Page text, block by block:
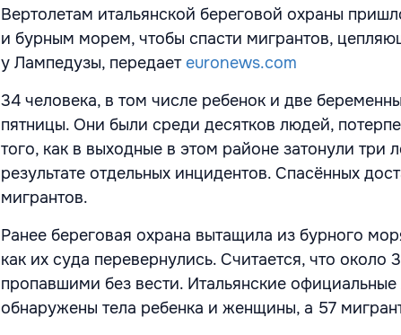
Вертолетам итальянской береговой охраны
и бурным морем, чтобы спасти мигрантов,
у Лампедузы, передаетeuronews.com
34 человека, в том числе ребенок и две
пятницы. Они были среди десятков людей,
того, как в выходные в этом районе затонули три
результате отдельных инцидентов. Спасённых
мигрантов.
Ранее береговая охрана вытащила из бурного
как их суда перевернулись. Считается, что около
пропавшими без вести. Итальянские
обнаружены тела ребенка и женщины, а 57